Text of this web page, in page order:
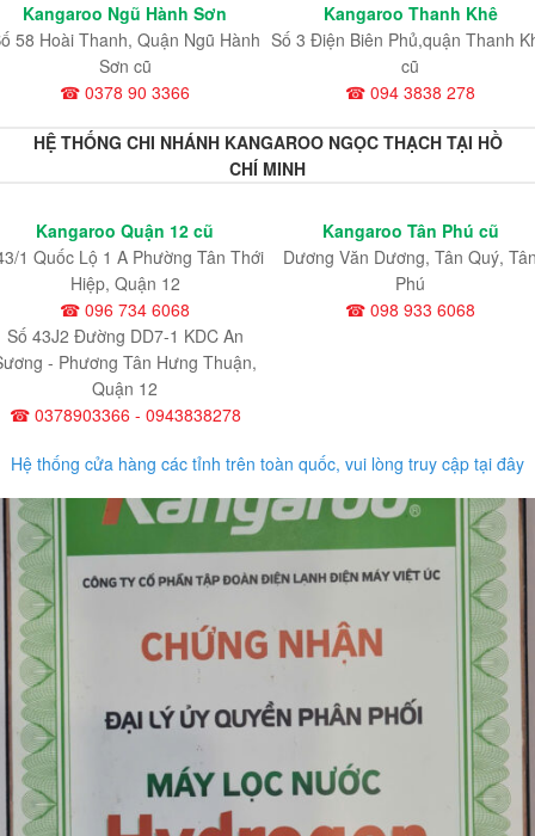
Kangaroo Ngũ Hành Sơn
58 Hoài Thanh, Quận Ngũ Hành
Sơn cũ
☎ 0378 90 3366
Kangaroo Thanh Khê
Số 3 Điện Biên Phủ,quận Thanh
cũ
☎ 094 3838 278
HỆ THỐNG CHI NHÁNH KANGAROO NGỌC THẠCH TẠI HỒ
CHÍ MINH
Kangaroo Quận 12 cũ
1 Quốc Lộ 1 A Phường Tân Thới
Hiệp, Quận 12
☎ 096 734 6068
Số 43J2 Đường DD7-1 KDC An
- Phương Tân Hưng Thuận,
Quận 12
☎ 0378903366 - 0943838278
Kangaroo Tân Phú cũ
Dương Văn Dương, Tân Quý,
Phú
☎ 098 933 6068
Hệ thống cửa hàng các tỉnh trên toàn quốc, vui lòng truy cập tại đây